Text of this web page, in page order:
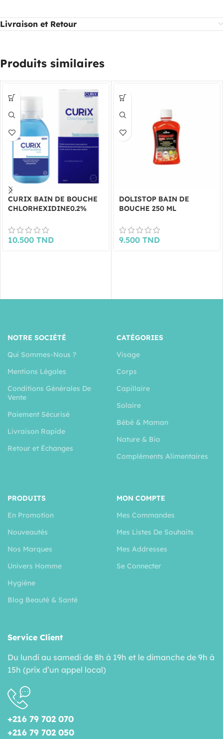
Livraison et Retour
Produits similaires
CURIX BAIN DE BOUCHE
CHLORHEXIDINE0.2%
10.500 TND
DOLISTOP BAIN DE
BOUCHE 250 ML
9.500 TND
NOTRE SOCIÉTÉ
Qui Sommes-Nous ?
Mentions Légales
Conditions Générales De
Vente
Paiement Sécurisé
Livraison Rapide
Retour et Échanges
CATÉGORIES
Visage
Corps
Capillaire
Solaire
Bébé & Maman
Nature & Bio
Compléments Alimentaires
PRODUITS
En Promotion
Nouveautés
Nos Marques
Univers Homme
Hygiéne
Blog Beauté & Santé
MON COMPTE
Mes Commandes
Mes Listes De Souhaits
Mes Addresses
Se Connecter
Service Client
Du lundi au samedi de 8h à 19h et le dimanche de 9h à
15h (prix d’un appel local)
+216 79 702 070
+216 79 702 050